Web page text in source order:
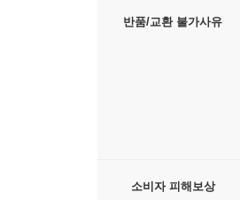
반품/교환 불가사유
소비자 피해보상